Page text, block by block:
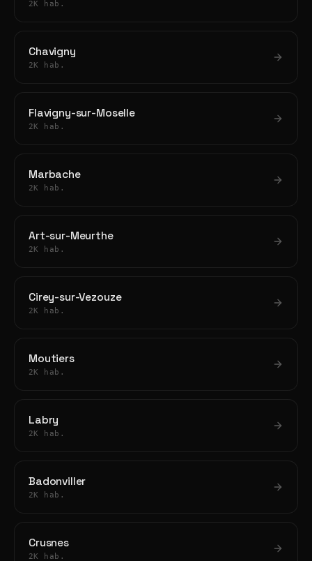
2K hab.
Chavigny
2K hab.
Flavigny-sur-Moselle
2K hab.
Marbache
2K hab.
Art-sur-Meurthe
2K hab.
Cirey-sur-Vezouze
2K hab.
Moutiers
2K hab.
Labry
2K hab.
Badonviller
2K hab.
Crusnes
2K hab.